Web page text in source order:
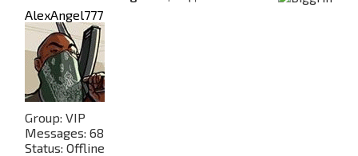
AlexAngel777
Group: VIP
Messages: 68
Status: Offline